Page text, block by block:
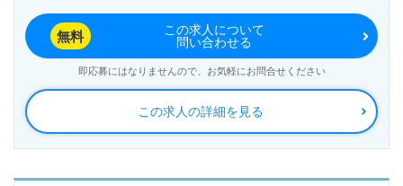
この求人の詳細を見る
無料
この求人について
問い合わせる
即応募にはなりませんので、お気軽にお問合せください